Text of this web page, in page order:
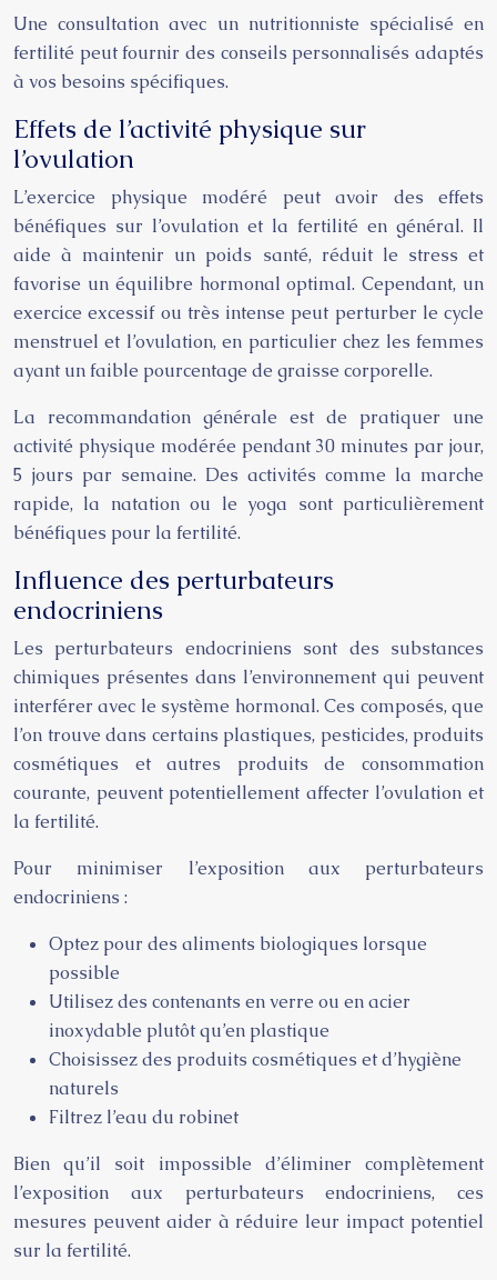
Une consultation avec un nutritionniste spécialisé en
fertilité peut fournir des conseils personnalisés adaptés
à vos besoins spécifiques.
Effets de l’activité physique sur
l’ovulation
L’exercice physique modéré peut avoir des effets
bénéfiques sur l’ovulation et la fertilité en général. Il
aide à maintenir un poids santé, réduit le stress et
favorise un équilibre hormonal optimal. Cependant, un
exercice excessif ou très intense peut perturber le cycle
menstruel et l’ovulation, en particulier chez les femmes
ayant un faible pourcentage de graisse corporelle.
La recommandation générale est de pratiquer une
activité physique modérée pendant 30 minutes par jour,
5 jours par semaine. Des activités comme la marche
rapide, la natation ou le yoga sont particulièrement
bénéfiques pour la fertilité.
Influence des perturbateurs
endocriniens
Les perturbateurs endocriniens sont des substances
chimiques présentes dans l’environnement qui peuvent
interférer avec le système hormonal. Ces composés, que
l’on trouve dans certains plastiques, pesticides, produits
cosmétiques et autres produits de consommation
courante, peuvent potentiellement affecter l’ovulation et
la fertilité.
Pour minimiser l’exposition aux perturbateurs
endocriniens :
Optez pour des aliments biologiques lorsque
possible
Utilisez des contenants en verre ou en acier
inoxydable plutôt qu’en plastique
Choisissez des produits cosmétiques et d’hygiène
naturels
Filtrez l’eau du robinet
Bien qu’il soit impossible d’éliminer complètement
l’exposition aux perturbateurs endocriniens, ces
mesures peuvent aider à réduire leur impact potentiel
sur la fertilité.